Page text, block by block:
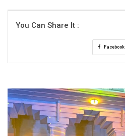
You Can Share It :
Facebook